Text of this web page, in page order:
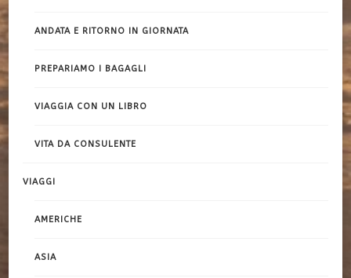
ANDATA E RITORNO IN GIORNATA
PREPARIAMO I BAGAGLI
VIAGGIA CON UN LIBRO
VITA DA CONSULENTE
VIAGGI
AMERICHE
ASIA